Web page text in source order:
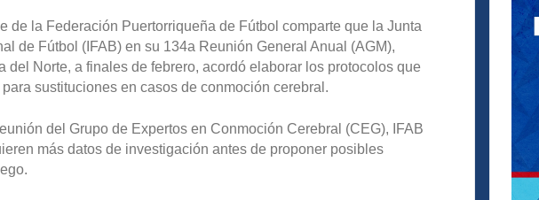
de la Federación Puertorriqueña de Fútbol comparte que la Junta
de Fútbol (IFAB) en su 134a Reunión General Anual (AGM),
del Norte, a finales de febrero, acordó elaborar los protocolos que
sustituciones en casos de conmoción cerebral.
del Grupo de Expertos en Conmoción Cerebral (CEG), IFAB
más datos de investigación antes de proponer posibles